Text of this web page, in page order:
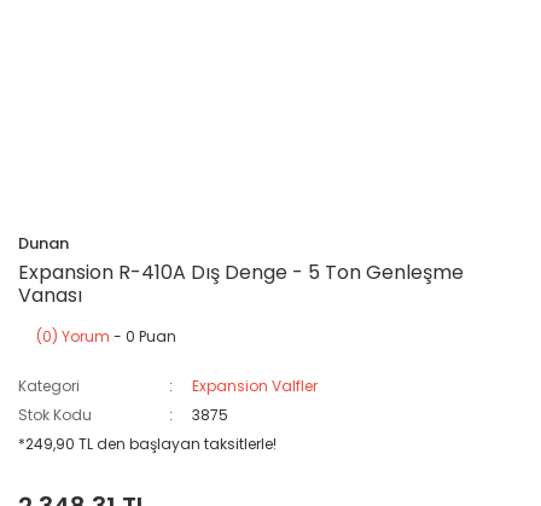
Dunan
Expansion R-410A Dış Denge - 5 Ton Genleşme
Vanası
(0) Yorum - 0 Puan
Kategori
Expansion Valfler
Stok Kodu
3875
*249,90 TL den başlayan taksitlerle!